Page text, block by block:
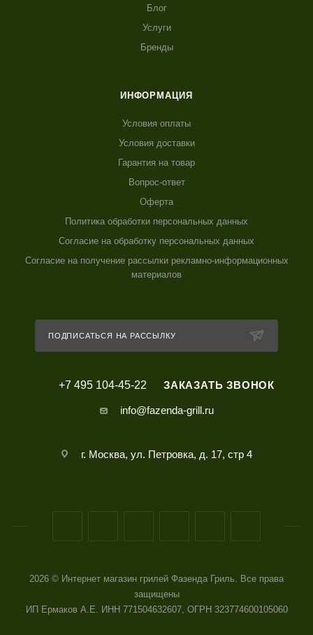
Блог
Услуги
Бренды
ИНФОРМАЦИЯ
Условия оплаты
Условия доставки
Гарантия на товар
Вопрос-ответ
Оферта
Политика обработки персональных данных
Согласие на обработку персональных данных
Согласие на получение рассылки рекламно-информационных
материалов
ПОДПИСАТЬСЯ НА РАССЫЛКУ
+7 495 104-45-22 ЗАКАЗАТЬ ЗВОНОК
info@fazenda-grill.ru
г. Москва, ул. Петровка, д. 17, стр 4
2026 © Интернет магазин грилей Фазенда Гриль. Все права
защищены
ИП Ермаков А.Е. ИНН 771504632607, ОГРН 323774600105060